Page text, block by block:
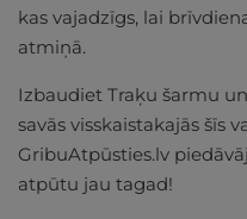
kas vajadzīgs, lai
atmiņā.
Izbaudiet Traķu šarmu
savās visskaistakajās šīs
GribuAtpūsties.lv
atpūtu jau tagad!